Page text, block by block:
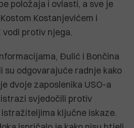
položaja i ovlasti, a sve je
Kostanjevićem i
vodi protiv njega.
Đulić i Bončina
su odgovarajuće radnje kako
dvoje zaposlenika USO-a
istrazi svjedočili protiv
ključne iskaze.